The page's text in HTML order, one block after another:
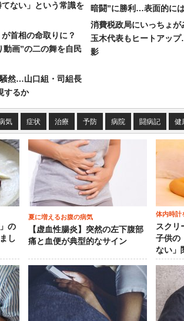
ない」という常識を
首相の命取りに？
動画”の二の舞を自民
然…山口組・司組長
するか
暗闘”に勝利…表面的に
消費税政局にいっちょが
玉木代表もヒートアッ
影
気 症状 治療 予防 病院 闘病記 健
の
し
夏に増えるお腹の病気
【虚血性腸炎】突然の左下腹部
痛と血便が典型的なサイン
体内時計
スクリ
子供の
ない」